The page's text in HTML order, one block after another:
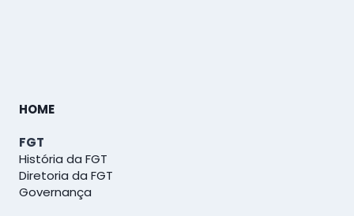
HOME
FGT
História da FGT
Diretoria da FGT
Governança